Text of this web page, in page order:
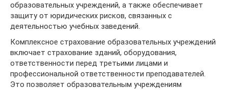
образовательных учреждений, а также обеспечивает
защиту от юридических рисков, связанных с
деятельностью учебных заведений.
Комплексное страхование образовательных учреждений
включает страхование зданий, оборудования,
ответственности перед третьими лицами и
профессиональной ответственности преподавателей.
Это позволяет образовательным учреждениям